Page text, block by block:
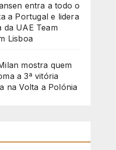
entra a todo o
a Portugal e lidera
da UAE Team
Lisboa
mostra quem
a 3ª vitória
na Volta a Polónia